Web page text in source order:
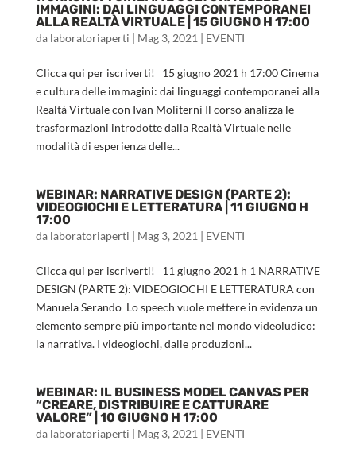
IMMAGINI: DAI LINGUAGGI CONTEMPORANEI
ALLA REALTÀ VIRTUALE | 15 GIUGNO H 17:00
da laboratoriaperti | Mag 3, 2021 | EVENTI
Clicca qui per iscriverti! 15 giugno 2021 h 17:00 Cinema
e cultura delle immagini: dai linguaggi contemporanei alla
Realtà Virtuale con Ivan Moliterni Il corso analizza le
trasformazioni introdotte dalla Realtà Virtuale nelle
modalità di esperienza delle...
WEBINAR: NARRATIVE DESIGN (PARTE 2):
VIDEOGIOCHI E LETTERATURA | 11 GIUGNO H
17:00
da laboratoriaperti | Mag 3, 2021 | EVENTI
Clicca qui per iscriverti! 11 giugno 2021 h 1 NARRATIVE
DESIGN (PARTE 2): VIDEOGIOCHI E LETTERATURA con
Manuela Serando Lo speech vuole mettere in evidenza un
elemento sempre più importante nel mondo videoludico:
la narrativa. I videogiochi, dalle produzioni...
WEBINAR: IL BUSINESS MODEL CANVAS PER
“CREARE, DISTRIBUIRE E CATTURARE
VALORE” | 10 GIUGNO H 17:00
da laboratoriaperti | Mag 3, 2021 | EVENTI